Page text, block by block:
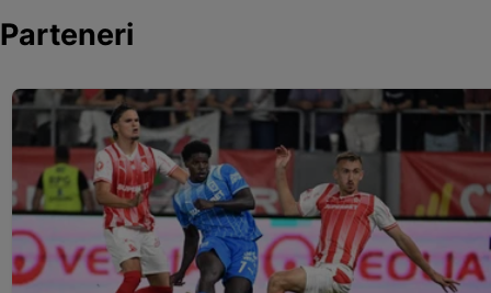
Parteneri